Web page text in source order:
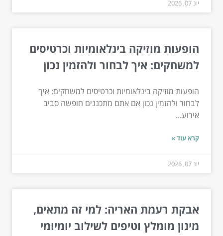
יונ 07, 2026
הופעות מוזיקה בינלאומיות וכרטיסים
למשחקים: איך לבחור ולהזמין נכון
הופעות מוזיקה בינלאומיות וכרטיסים למשחקים: איך
לבחור ולהזמין נכון אם אתם מתכננים חופשה סביב
אירוע...
קרא עוד »
יונ 07, 2026
אבקת רעמת האריה: למי זה מתאים,
מינון מומלץ וטיפים לשילוב יומיומי